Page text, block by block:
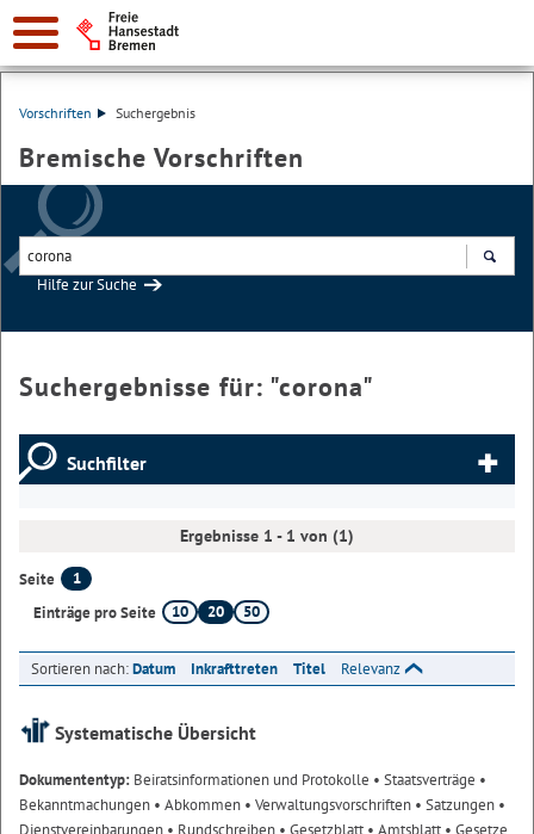
Vorschriften Suchergebnis
Bremische Vorschriften
Hilfe zur Suche
Suchergebnisse für: "corona"
Suchfilter
Ergebnisse 1 - 1 von (1)
Seite
1
Einträge pro Seite
10 20 50
Sortieren nach:Datum Inkrafttreten Titel Relevanz
Systematische Übersicht
Dokumententyp: Beiratsinformationen und Protokolle • Staatsverträge •
Bekanntmachungen • Abkommen • Verwaltungsvorschriften • Satzungen •